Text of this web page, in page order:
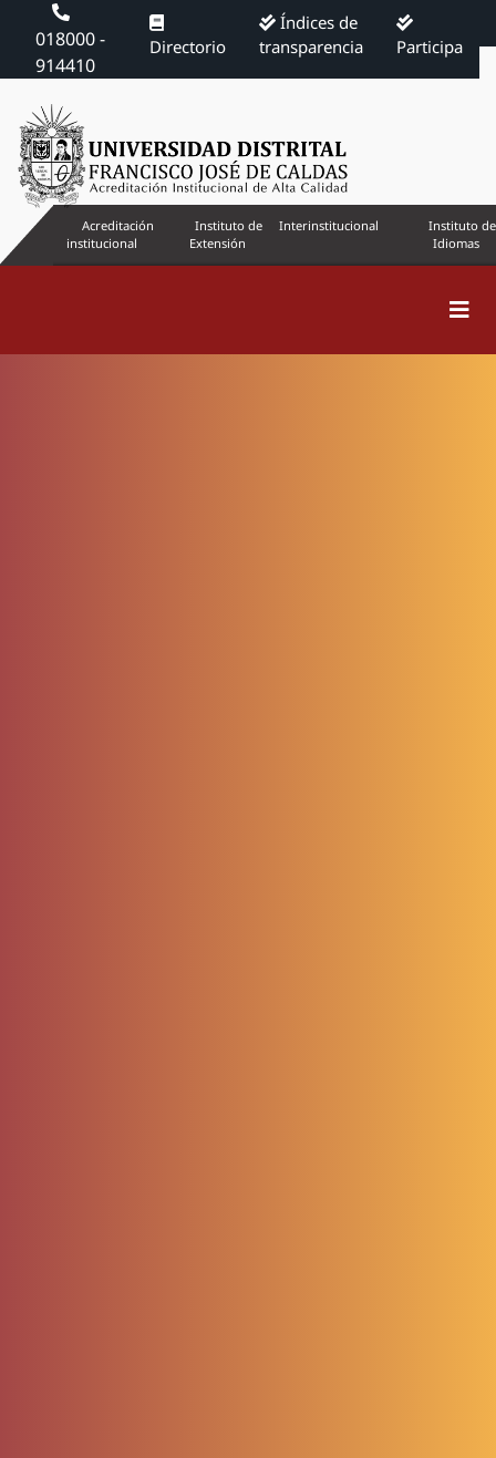
018000 -
914410
Directorio
Índices de
transparencia
Participa
Acreditación
institucional
Instituto de
Extensión
Interinstitucional
Instituto de
Idiomas